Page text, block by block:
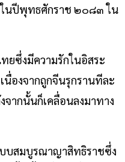
ในปีพุทธศักราช ๒๐๘๓ ใน
ยซึ่งมีความรักในอิสระ
องจากถูกจีนรุกรานทีละ
ากนั้นก็เคลื่อนลงมาทาง
บสมบูรณาญาสิทธิราชซึ่ง